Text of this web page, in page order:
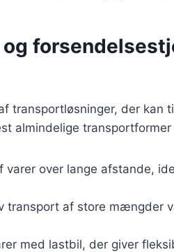
transportløsninger, der kan
almindelige
varer over lange afstande,
transport af store mængder
med lastbil, der giver